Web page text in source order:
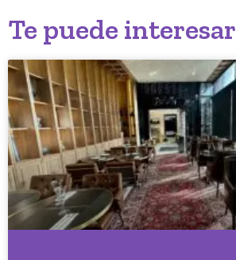
Te puede interesar